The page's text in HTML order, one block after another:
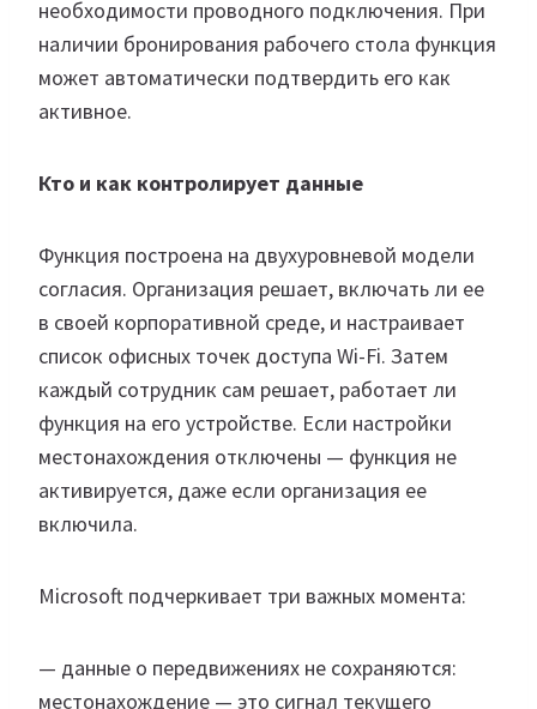
необходимости проводного подключения. При
наличии бронирования рабочего стола функция
может автоматически подтвердить его как
активное.
Кто и как контролирует данные
Функция построена на двухуровневой модели
согласия. Организация решает, включать ли ее
в своей корпоративной среде, и настраивает
список офисных точек доступа Wi-Fi. Затем
каждый сотрудник сам решает, работает ли
функция на его устройстве. Если настройки
местонахождения отключены — функция не
активируется, даже если организация ее
включила.
Microsoft подчеркивает три важных момента:
— данные о передвижениях не сохраняются:
местонахождение — это сигнал текущего